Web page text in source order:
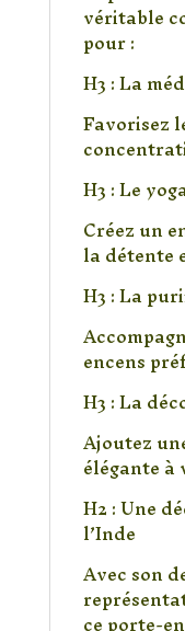
véritable
pour :
H3 : La
Favorisez
H3 : Le
Créez un
la détente
H3 : La
encens
H3 : La
Ajoutez
élégante
H2 : Une
l’Inde
Avec son